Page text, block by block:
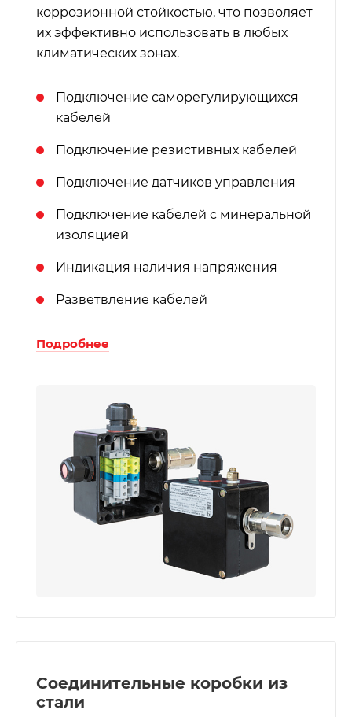
коррозионной стойкостью, что позволяет
их эффективно использовать в любых
климатических зонах.
Подключение саморегулирующихся
кабелей
Подключение резистивных кабелей
Подключение датчиков управления
Подключение кабелей с минеральной
изоляцией
Индикация наличия напряжения
Разветвление кабелей
Подробнее
Соединительные коробки из
стали